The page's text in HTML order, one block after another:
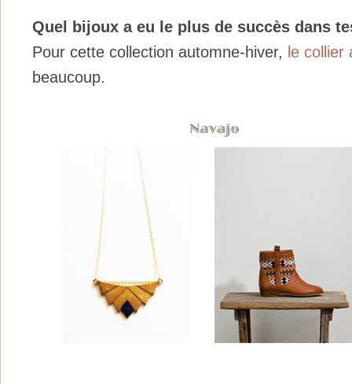
Quel bijoux a eu le plus de succès dans
Pour cette collection automne-hiver, le collier
beaucoup.